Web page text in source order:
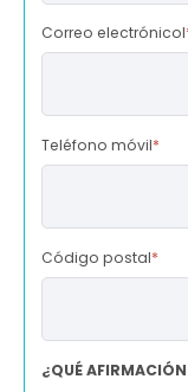
Correo electrónicol
Teléfono móvil*
Código postal*
¿QUÉ